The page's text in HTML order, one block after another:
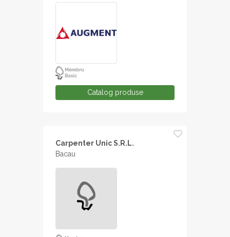
Catalog produse
Carpenter Unic S.R.L.
Bacau